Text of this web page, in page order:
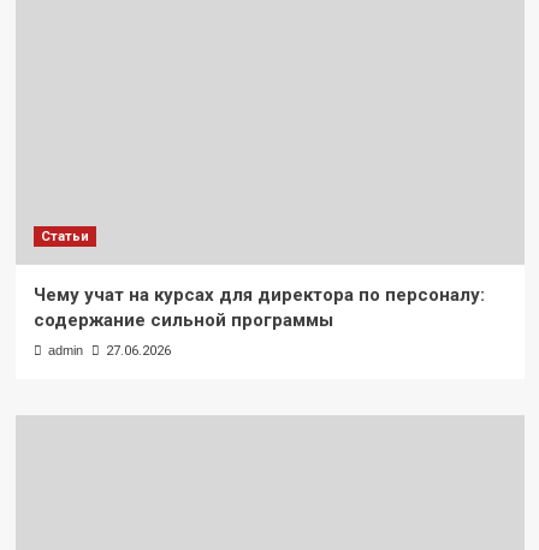
Статьи
Чему учат на курсах для директора по персоналу:
содержание сильной программы
admin 27.06.2026